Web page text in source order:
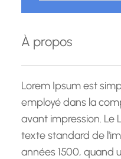
h
r
c
h
À propos
Lorem Ipsum est
employé dans la
avant impression. Le
texte standard de
années 1500, quand